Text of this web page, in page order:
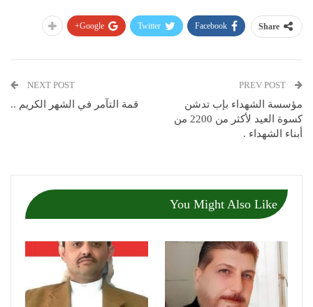
Share
Facebook
Twitter
Google+
مؤسسة الشهداء بإب تدشن
كسوة العيد لأكثر من 2200 من
أبناء الشهداء .
NEXT POST
قمة التآمر في الشهر الكريم ..
You Might Also Like